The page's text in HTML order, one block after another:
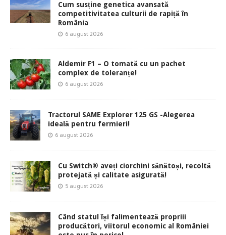
Cum susține genetica avansată
competitivitatea culturii de rapiță în
România
6 august 2026
Aldemir F1 – O tomată cu un pachet
complex de toleranțe!
6 august 2026
Tractorul SAME Explorer 125 GS -Alegerea
ideală pentru fermieri!
6 august 2026
Cu Switch® aveți ciorchini sănătoși, recoltă
protejată și calitate asigurată!
5 august 2026
Când statul își falimentează propriii
producători, viitorul economic al României